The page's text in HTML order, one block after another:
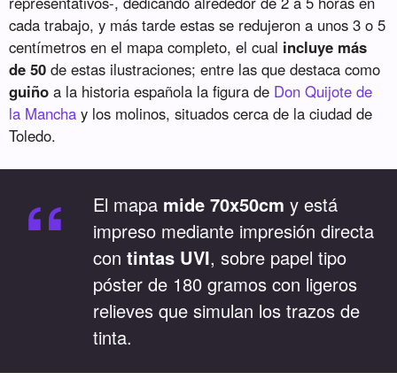
cada trabajo, y más tarde estas se redujeron a unos 3 o 5
centímetros en el mapa completo, el cual incluye más
de 50 de estas ilustraciones; entre las que destaca como
guiño a la historia española la figura de Don Quijote de
la Mancha y los molinos, situados cerca de la ciudad de
Toledo.
“ El mapa mide 70x50cm y está
impreso mediante impresión directa
contintas UVI, sobre papel tipo
póster de 180 gramos con ligeros
relieves que simulan los trazos de
tinta.